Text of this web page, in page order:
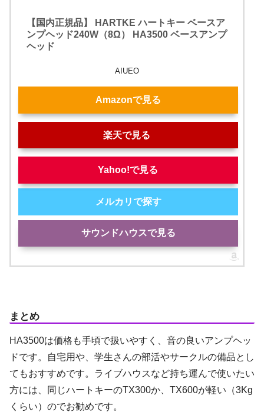
【国内正規品】 HARTKE ハートキー ベースア
ンプヘッド240W（8Ω） HA3500 ベースアンプ
ヘッド
AIUEO
Amazonで見る
楽天で見る
Yahoo!で見る
メルカリで探す
サウンドハウスで見る
まとめ
HA3500は価格も手頃で扱いやすく、音の良いアンプヘッ
ドです。自宅用や、学生さんの部活やサークルの備品とし
てもおすすめです。ライブハウスなど持ち運んで使いたい
方には、同じハートキーのTX300か、TX600が軽い（3Kg
くらい）のでお勧めです。